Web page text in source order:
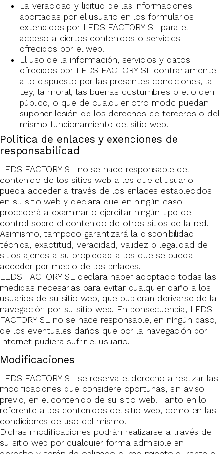
La veracidad y licitud de las informaciones
aportadas por el usuario en los formularios
extendidos por LEDS FACTORY SL para el
acceso a ciertos contenidos o servicios
ofrecidos por el web.
El uso de la información, servicios y datos
ofrecidos por LEDS FACTORY SL contrariamente
a lo dispuesto por las presentes condiciones, la
Ley, la moral, las buenas costumbres o el orden
público, o que de cualquier otro modo puedan
suponer lesión de los derechos de terceros o del
mismo funcionamiento del sitio web.
Política de enlaces y exenciones de
responsabilidad
LEDS FACTORY SL no se hace responsable del
contenido de los sitios web a los que el usuario
pueda acceder a través de los enlaces establecidos
en su sitio web y declara que en ningún caso
procederá a examinar o ejercitar ningún tipo de
control sobre el contenido de otros sitios de la red.
Asimismo, tampoco garantizará la disponibilidad
técnica, exactitud, veracidad, validez o legalidad de
sitios ajenos a su propiedad a los que se pueda
acceder por medio de los enlaces.
LEDS FACTORY SL declara haber adoptado todas las
medidas necesarias para evitar cualquier daño a los
usuarios de su sitio web, que pudieran derivarse de la
navegación por su sitio web. En consecuencia, LEDS
FACTORY SL no se hace responsable, en ningún caso,
de los eventuales daños que por la navegación por
Internet pudiera sufrir el usuario.
Modificaciones
LEDS FACTORY SL se reserva el derecho a realizar las
modificaciones que considere oportunas, sin aviso
previo, en el contenido de su sitio web. Tanto en lo
referente a los contenidos del sitio web, como en las
condiciones de uso del mismo.
Dichas modificaciones podrán realizarse a través de
su sitio web por cualquier forma admisible en